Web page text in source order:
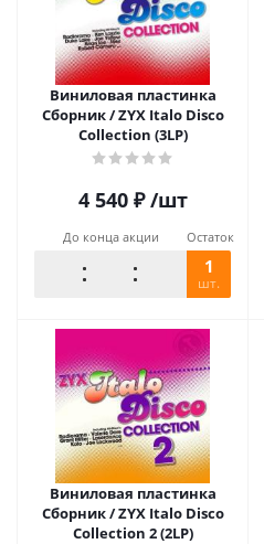
Виниловая пластинка
Сборник / ZYX Italo Disco
Collection (3LP)
4 540₽ /шт
До конца акции Остаток
1
шт.
Виниловая пластинка
Сборник / ZYX Italo Disco
Collection 2 (2LP)